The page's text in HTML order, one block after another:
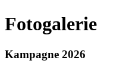
Fotogalerie
Kampagne 2026